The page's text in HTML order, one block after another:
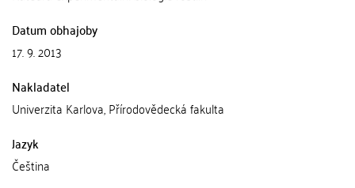
Datum obhajoby
17. 9. 2013
Nakladatel
Univerzita Karlova, Přírodovědecká fakulta
Jazyk
Čeština